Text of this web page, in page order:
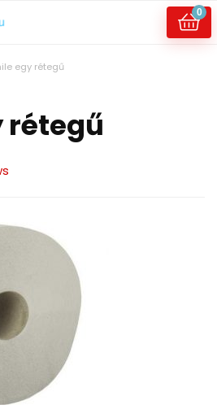
0
egy rétegű
rétegű